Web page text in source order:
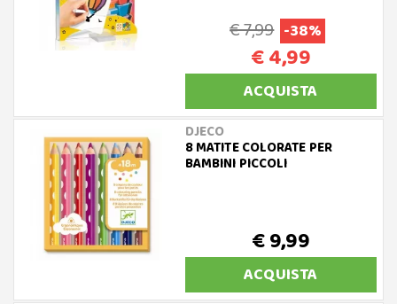
€ 7,99 -38%
€ 4,99
ACQUISTA
DJECO
8 MATITE COLORATE PER
BAMBINI PICCOLI
€ 9,99
ACQUISTA